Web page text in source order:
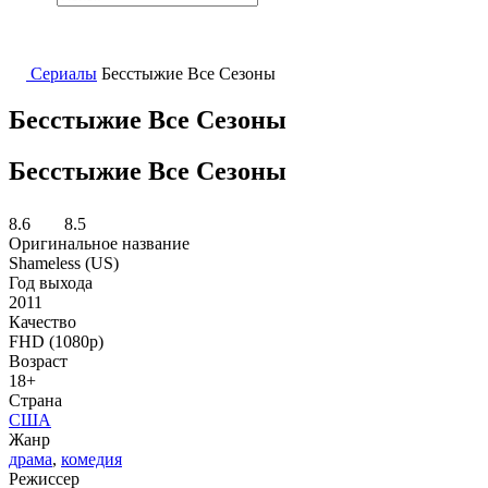
Сериалы Бесстыжие Все Сезоны
Бесстыжие Все Сезоны
Бесстыжие Все Сезоны
8.6
8.5
Оригинальное название
Shameless (US)
Год выхода
2011
Качество
FHD (1080p)
Возраст
18+
Страна
США
Жанр
драма, комедия
Режиссер